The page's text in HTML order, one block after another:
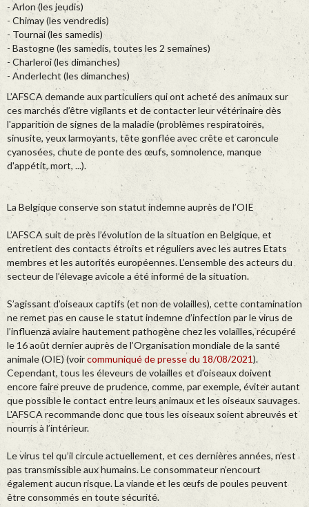
- Arlon (les jeudis)
- Chimay (les vendredis)
- Tournai (les samedis)
- Bastogne (les samedis, toutes les 2 semaines)
- Charleroi (les dimanches)
- Anderlecht (les dimanches)
L’AFSCA demande aux particuliers qui ont acheté des animaux sur
ces marchés d’être vigilants et de contacter leur vétérinaire dès
l'apparition de signes de la maladie (problèmes respiratoires,
sinusite, yeux larmoyants, tête gonflée avec crête et caroncule
cyanosées, chute de ponte des œufs, somnolence, manque
d'appétit, mort, ...).
La Belgique conserve son statut indemne auprès de l’OIE
L’AFSCA suit de près l’évolution de la situation en Belgique, et
entretient des contacts étroits et réguliers avec les autres Etats
membres et les autorités européennes. L’ensemble des acteurs du
secteur de l’élevage avicole a été informé de la situation.
S’agissant d’oiseaux captifs (et non de volailles), cette contamination
ne remet pas en cause le statut indemne d’infection par le virus de
l’influenza aviaire hautement pathogène chez les volailles, récupéré
le 16 août dernier auprès de l’Organisation mondiale de la santé
animale (OIE) (voircommuniqué de presse du 18/08/2021).
Cependant, tous les éleveurs de volailles et d'oiseaux doivent
encore faire preuve de prudence, comme, par exemple, éviter autant
que possible le contact entre leurs animaux et les oiseaux sauvages.
L'AFSCA recommande donc que tous les oiseaux soient abreuvés et
nourris à l’intérieur.
Le virus tel qu’il circule actuellement, et ces dernières années, n’est
pas transmissible aux humains. Le consommateur n’encourt
également aucun risque. La viande et les œufs de poules peuvent
être consommés en toute sécurité.